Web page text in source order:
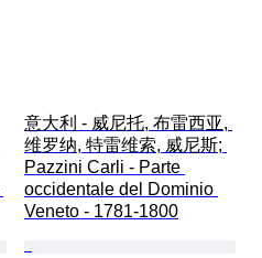
意大利 - 威尼托, 布雷西亚,
维罗纳, 特雷维索, 威尼斯;
Pazzini Carli - Parte
occidentale del Dominio
Veneto - 1781-1800